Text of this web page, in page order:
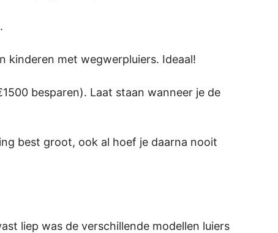
kinderen met wegwerpluiers. Ideaal!
besparen). Laat staan wanneer je de
best groot, ook al hoef je daarna nooit
liep was de verschillende modellen luiers